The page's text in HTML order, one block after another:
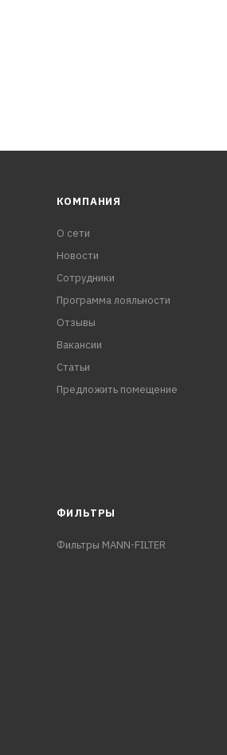
КОМПАНИЯ
О сети
Новости
Сотрудники
Программа лояльности
Отзывы
Вакансии
Статьи
Предложить помещение
ФИЛЬТРЫ
Фильтры MANN-FILTER